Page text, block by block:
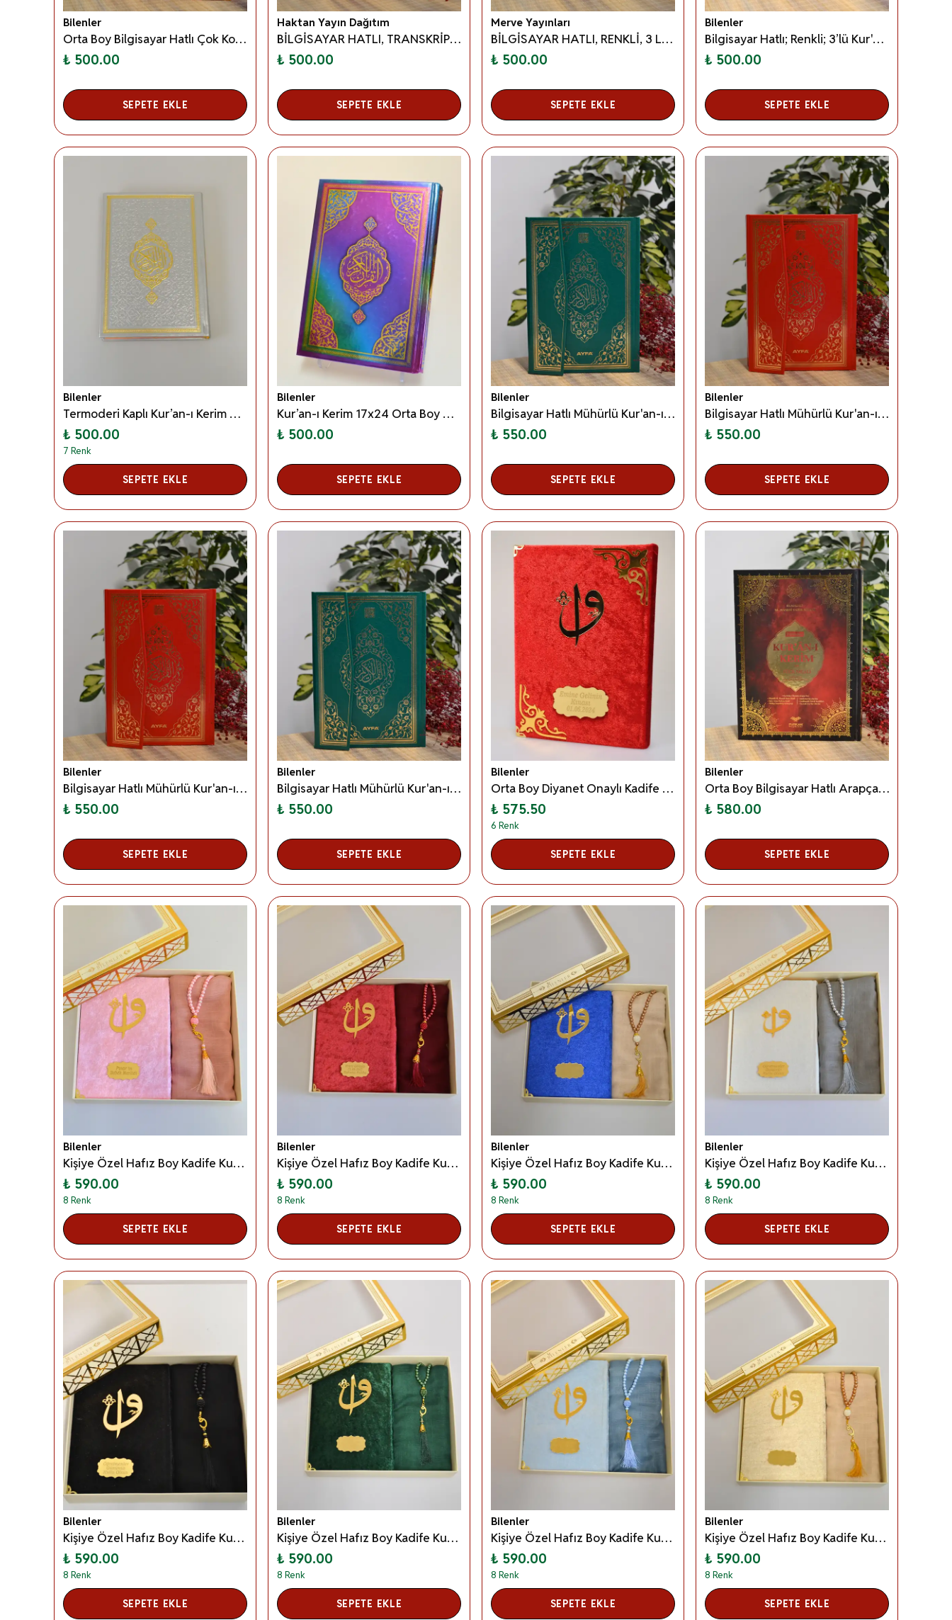
Bilenler
Orta Boy Bilgisayar Hatlı Çok Kolay Okunuşlu Kur'an-ı Kerim
₺ 500.00
SEPETE EKLE
Haktan Yayın Dağıtım
BİLGİSAYAR HATLI, TRANSKRİPTLİ TECVİDLİ, SESLİ ORTA BOY KUR’AN-I KERİM
₺ 500.00
SEPETE EKLE
Merve Yayınları
BİLGİSAYAR HATLI, RENKLİ, 3 LÜ KUR AN-I KERİM (ORTA BOY)
₺ 500.00
SEPETE EKLE
Bilenler
Bilgisayar Hatlı; Renkli; 3’lü Kur'an-ı Kerim Orta Boy
₺ 500.00
SEPETE EKLE
Bilenler
Termoderi Kaplı Kur’an-ı Kerim Orta Boy – 604 Sayfa, Renkli Sayfalar, QR Kodlu Sesli Dinleme Özelliği
₺ 500.00
7 Renk
SEPETE EKLE
Bilenler
Kur’an-ı Kerim 17x24 Orta Boy Gökkuşağı Rengârenk Kapak ve Sayfalar Kolay Okunur
₺ 500.00
SEPETE EKLE
Bilenler
Bilgisayar Hatlı Mühürlü Kur'an-ı Kerim Rahle Boy Yeşil
₺ 550.00
SEPETE EKLE
Bilenler
Bilgisayar Hatlı Mühürlü Kur'an-ı Kerim Rahle Boy Kırmızı
₺ 550.00
SEPETE EKLE
Bilenler
Bilgisayar Hatlı Mühürlü Kur'an-ı Kerim Rahle Boy Kırmızı
₺ 550.00
SEPETE EKLE
Bilenler
Bilgisayar Hatlı Mühürlü Kur'an-ı Kerim Rahle Boy Yeşil
₺ 550.00
SEPETE EKLE
Bilenler
Orta Boy Diyanet Onaylı Kadife Kaplı Kur’an-ı Kerim – 17x24 cm, 604 Sayfa, QR Kodlu Sesli Arapça ve Meal
₺ 575.50
6 Renk
SEPETE EKLE
Bilenler
Orta Boy Bilgisayar Hatlı Arapça 7 Özellikli Kuran-ı Kerim Meali – Elmalılı M. Hamdi Yazır
₺ 580.00
SEPETE EKLE
Bilenler
Kişiye Özel Hafız Boy Kadife Kur’an Örtü Tesbih Seti– Özel Kutulu Mevlid, Anneler Günü, Öğretmenler Günü ve Hac–Umre Hediyeliği - Pembe
₺ 590.00
8 Renk
SEPETE EKLE
Bilenler
Kişiye Özel Hafız Boy Kadife Kur’an Örtü Tesbih Seti– Özel Kutulu Mevlid, Anneler Günü, Öğretmenler Günü ve Hac–Umre Hediyeliği - Bordo
₺ 590.00
8 Renk
SEPETE EKLE
Bilenler
Kişiye Özel Hafız Boy Kadife Kur’an Örtü Tesbih Seti– Özel Kutulu Mevlid, Anneler Günü, Öğretmenler Günü ve Hac–Umre Hediyeliği - Saks Mavisi
₺ 590.00
8 Renk
SEPETE EKLE
Bilenler
Kişiye Özel Hafız Boy Kadife Kur’an Örtü Tesbih Seti– Özel Kutulu Mevlid, Anneler Günü, Öğretmenler Günü ve Hac–Umre Hediyeliği - Gri
₺ 590.00
8 Renk
SEPETE EKLE
Bilenler
Kişiye Özel Hafız Boy Kadife Kur’an Örtü Tesbih Seti– Özel Kutulu Mevlid, Anneler Günü, Öğretmenler Günü ve Hac–Umre Hediyeliği - Siyah
₺ 590.00
8 Renk
SEPETE EKLE
Bilenler
Kişiye Özel Hafız Boy Kadife Kur’an Örtü Tesbih Seti– Özel Kutulu Mevlid, Anneler Günü, Öğretmenler Günü ve Hac–Umre Hediyeliği - Yeşil
₺ 590.00
8 Renk
SEPETE EKLE
Bilenler
Kişiye Özel Hafız Boy Kadife Kur’an Örtü Tesbih Seti– Özel Kutulu Mevlid, Anneler Günü, Öğretmenler Günü ve Hac–Umre Hediyeliği - Mavi
₺ 590.00
8 Renk
SEPETE EKLE
Bilenler
Kişiye Özel Hafız Boy Kadife Kur’an Örtü Tesbih Seti– Özel Kutulu Mevlid, Anneler Günü, Öğretmenler Günü ve Hac–Umre Hediyeliği - Gold
₺ 590.00
8 Renk
SEPETE EKLE